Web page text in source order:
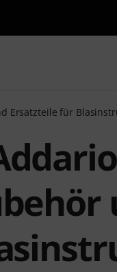
Ersatzteile für